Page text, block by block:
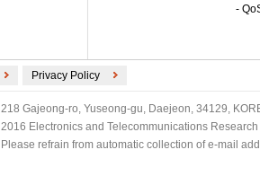
-
Privacy Policy
218 Gajeong-ro, Yuseong-gu, Daejeon, 34129,
2016 Electronics and Telecommunications
Please refrain from automatic collection of e-mail